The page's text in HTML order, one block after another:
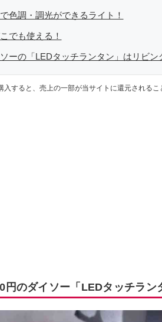
色調・調光ができるライト！
でも使える！
ソーの「LEDタッチランタン」はリビ
すると、売上の一部が当サイトに還元されるこ
円のダイソー「LEDタッチラン